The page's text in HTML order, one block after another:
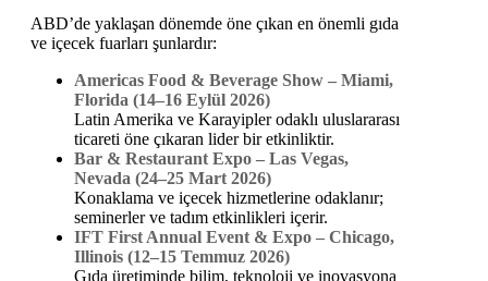
ABD’de yaklaşan dönemde öne çıkan en önemli gıda
ve içecek fuarları şunlardır:
Americas Food & Beverage Show – Miami,
Florida (14–16 Eylül 2026)
Latin Amerika ve Karayipler odaklı uluslararası
ticareti öne çıkaran lider bir etkinliktir.
Bar & Restaurant Expo – Las Vegas,
Nevada (24–25 Mart 2026)
Konaklama ve içecek hizmetlerine odaklanır;
seminerler ve tadım etkinlikleri içerir.
IFT First Annual Event & Expo – Chicago,
Illinois (12–15 Temmuz 2026)
Gıda üretiminde bilim, teknoloji ve inovasyona